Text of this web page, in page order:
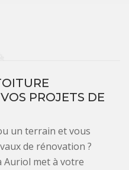
PROJETS DE
un terrain et vous
de rénovation ?
met à votre